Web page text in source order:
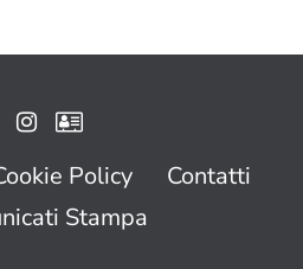
Policy
Contatti
Stampa